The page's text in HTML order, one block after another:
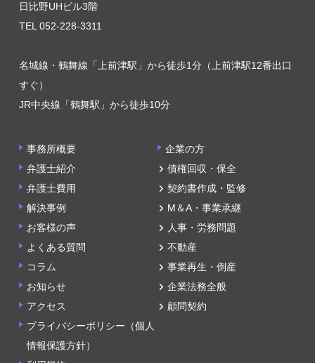
日比野UHビル3階
TEL 052-228-3311
名城線・鶴舞線「上前津駅」から徒歩1分（上前津駅12番出口
すぐ）
JR中央線「鶴舞駅」から徒歩10分
事務所概要
弁護士紹介
弁護士費用
解決事例
お客様の声
よくある質問
コラム
お知らせ
アクセス
プライバシーポリシー（個人
情報保護方針）
企業の方
債権回収・保全
契約書作成・監修
M＆A・事業承継
人事・労務問題
不動産
事業再生・倒産
企業法務全般
顧問契約